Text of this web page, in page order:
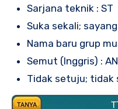
Sarjana teknik : ST
Suka sekali; sayang
Nama baru grup
Semut (Inggris) :
Tidak setuju; tidak